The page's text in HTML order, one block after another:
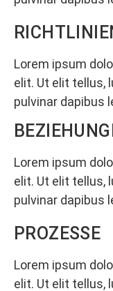
Lorem ipsum
elit. Ut elit tellus,
pulvinar dapibus
Lorem ipsum
elit. Ut elit tellus,
pulvinar dapibus
PROZESSE
Lorem ipsum
elit. Ut elit tellus,